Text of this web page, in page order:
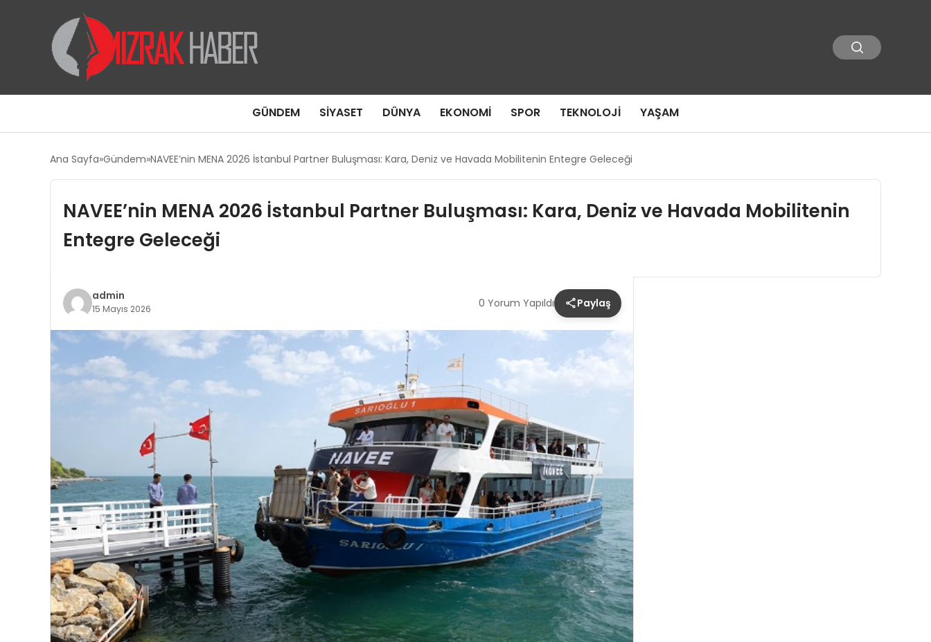
GÜNDEM SIYASET DÜNYA EKONOMI SPOR TEKNOLOJI YAŞAM
Ana Sayfa Gündem NAVEE’nin MENA 2026 İstanbul Partner Buluşması: Kara, Deniz ve Havada Mobilitenin Entegre Geleceği
NAVEE’nin MENA 2026 İstanbul Partner Buluşması: Kara, Deniz ve Havada Mobilitenin
Entegre Geleceği
admin
15 Mayıs 2026 0 Yorum Yapıldı Paylaş